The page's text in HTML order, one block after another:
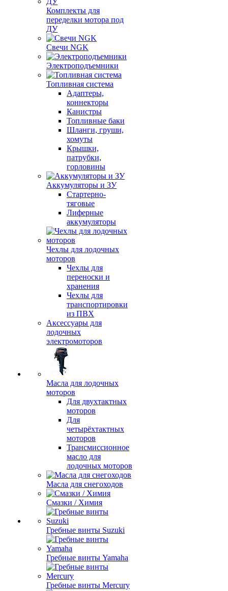
Комплекты для
переделки мотора под
ДУ
Свечи NGK
Электроподъемники
Топливная система
Адаптеры,
коннекторы
Канистры
Топливные баки
Шланги, груши,
хомуты
Крышки,
патрубки,
горловины
Аккумуляторы и ЗУ
Стартерно-
тяговые
Лиферные
аккумуляторы
Чехлы для лодочных
моторов
Чехлы для
переноски и
хранения
Чехлы для
транспортировки
из ПВХ
Аксессуары для
лодочных
электромоторов
Масла для лодочных
моторов
Для двухтактных
моторов
Для
четырёхтактных
моторов
Трансмиссионное
масло для
лодочных моторов
Масла для снегоходов
Смазки / Химия
Гребные винты Suzuki
Гребные винты Yamaha
Гребные винты Mercury